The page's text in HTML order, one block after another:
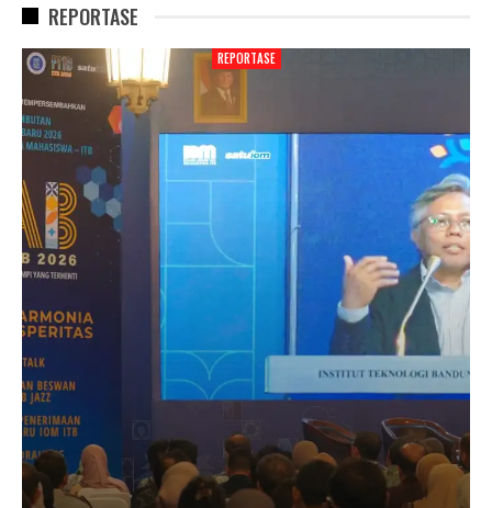
REPORTASE
REPORTASE